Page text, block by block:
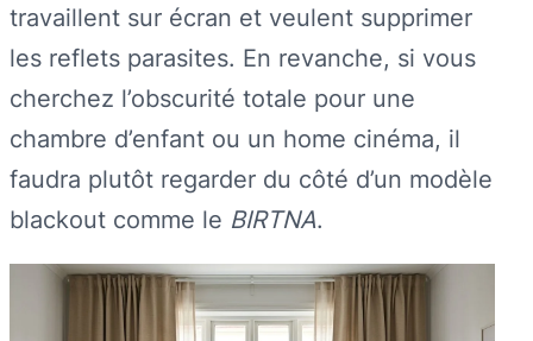
travaillent sur écran et veulent supprimer
les reflets parasites. En revanche, si vous
cherchez l’obscurité totale pour une
chambre d’enfant ou un home cinéma, il
faudra plutôt regarder du côté d’un modèle
blackout comme le BIRTNA.